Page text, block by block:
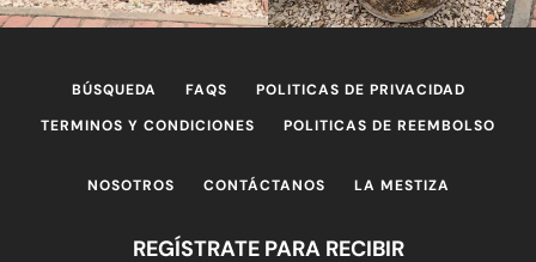
BÚSQUEDA FAQS
POLITICAS DE PRIVACIDAD
TERMINOS Y CONDICIONES
POLITICAS DE REEMBOLSO
NOSOTROS CONTÁCTANOS LA MESTIZA
REGÍSTRATE PARA RECIBIR